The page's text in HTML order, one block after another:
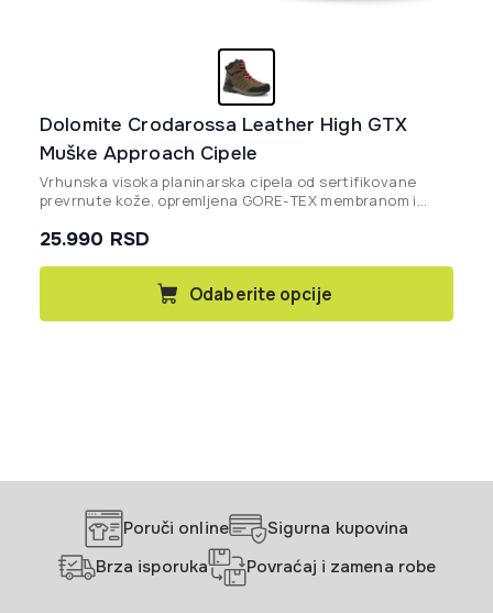
Dolomite Crodarossa Leather High GTX
Muške Approach Cipele
25.990 RSD
Vrhunska visoka planinarska cipela od sertifikovane
prevrnute kože, opremljena GORE-TEX membranom i
i zahtevne planinske terene.
Odaberite opcije
Ovaj
ima
stranici
proizvoda.
Poruči online
Sigurna kupovina
Brza isporuka
Povraćaj i zamena robe